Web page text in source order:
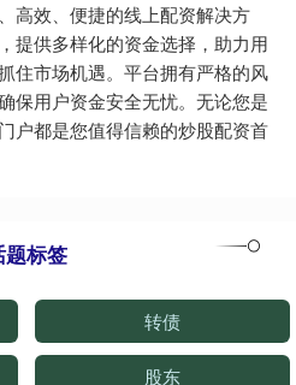
高效、便捷的线上配资解决方
提供多样化的资金选择，助力用
住市场机遇。平台拥有严格的风
保用户资金安全无忧。无论您是
户都是您值得信赖的炒股配资首
题标签
转债
股东